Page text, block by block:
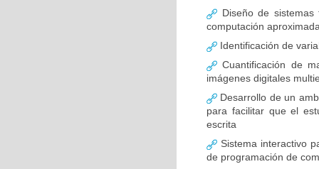
Diseño de
computación
Identificación de
Cuantificación de
imágenes digitales
Desarrollo de un
para facilitar que el
escrita
Sistema interactivo
de programación de